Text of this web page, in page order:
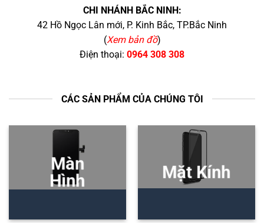
CHI NHÁNH BẮC NINH:
42 Hồ Ngọc Lân mới, P. Kinh Bắc, TP.Bắc Ninh
(Xem bản đồ)
Điện thoại: 0964 308 308
CÁC SẢN PHẨM CỦA CHÚNG TÔI
Màn
Hình
Mặt Kính